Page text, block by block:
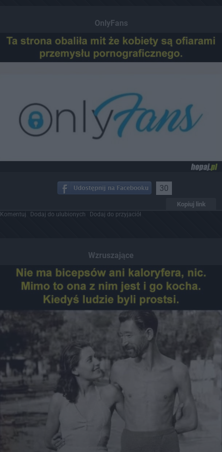
OnlyFans
30
Kopiuj link
Komentuj Dodaj do ulubionych Dodaj do przyjaciół
Wzruszające